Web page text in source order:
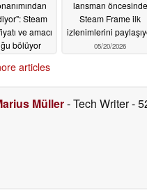
Steam
ve amacı
bölüyor
lansman öncesinde
Steam Frame ilk
izlenimlerini
05/20/2026
articles
Müller- Tech Writer-